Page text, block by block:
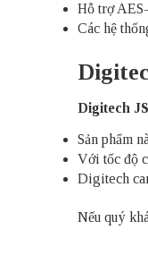
Hỗ trợ
Các hệ
Digitech
Sản phẩm
Với tốc độ
Digitech
Nếu quý